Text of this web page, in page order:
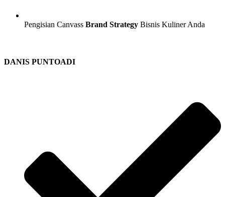
Pengisian Canvass Brand Strategy Bisnis Kuliner Anda
DANIS PUNTOADI